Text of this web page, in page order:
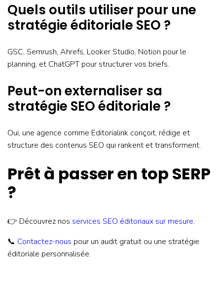
Quels outils utiliser pour une
stratégie éditoriale SEO ?
GSC, Semrush, Ahrefs, Looker Studio, Notion pour le
planning, et ChatGPT pour structurer vos briefs.
Peut-on externaliser sa
stratégie SEO éditoriale ?
Oui, une agence comme Editorialink conçoit, rédige et
structure des contenus SEO qui rankent et transforment.
Prêt à passer en top SERP
?
👉 Découvrez nos services SEO éditoriaux sur mesure.
📞 Contactez-nous pour un audit gratuit ou une stratégie
éditoriale personnalisée.